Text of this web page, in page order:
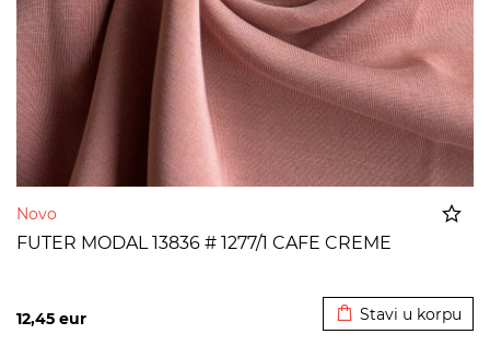
Novo
FUTER MODAL 13836 # 1277/1 CAFE CREME
12,45 eur Stavi u korpu